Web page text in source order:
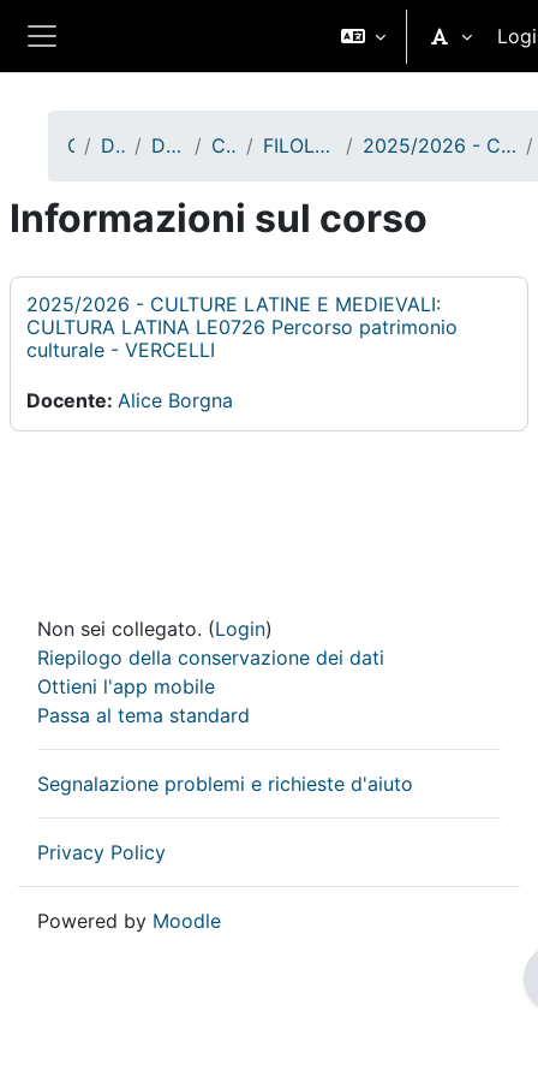
Pannello laterale
Corsi Didattica A.A. 2025/2026 Dipartimento di Studi Umanistici Corsi di Laurea Magistrale FILOLOGIA E PATRIMONIO CULTURALE - VERCELLI - I anno 2025/2026 - CULTURE LATINE E MEDIEVALI: CULTURA LATINA LE0726 Percorso patrimonio culturale - VERCELLI
Informazioni sul corso
2025/2026 - CULTURE LATINE E MEDIEVALI:
CULTURA LATINA LE0726 Percorso patrimonio
culturale - VERCELLI
Docente: Alice Borgna
Non sei collegato. (Login)
Riepilogo della conservazione dei dati
Ottieni l'app mobile
Passa al tema standard
Segnalazione problemi e richieste d'aiuto
Privacy Policy
Powered by Moodle